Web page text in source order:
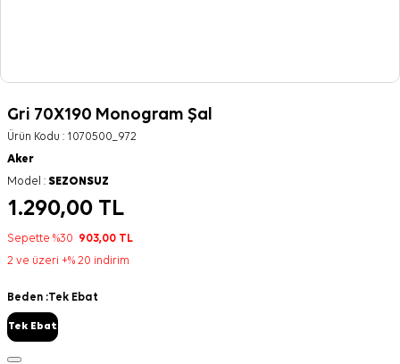
Gri 70X190 Monogram Şal
Ürün Kodu : 1070500_972
Aker
Model : SEZONSUZ
1.290,00 TL
Sepette %30 903,00 TL
2 ve üzeri +% 20 indirim
Beden :Tek Ebat
Tek Ebat